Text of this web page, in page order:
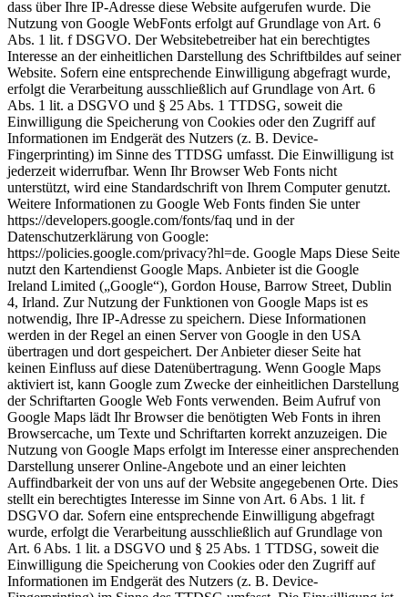
dass über Ihre IP-Adresse diese Website aufgerufen wurde. Die
Nutzung von Google WebFonts erfolgt auf Grundlage von Art. 6
Abs. 1 lit. f DSGVO. Der Websitebetreiber hat ein berechtigtes
Interesse an der einheitlichen Darstellung des Schriftbildes auf seiner
Website. Sofern eine entsprechende Einwilligung abgefragt wurde,
erfolgt die Verarbeitung ausschließlich auf Grundlage von Art. 6
Abs. 1 lit. a DSGVO und § 25 Abs. 1 TTDSG, soweit die
Einwilligung die Speicherung von Cookies oder den Zugriff auf
Informationen im Endgerät des Nutzers (z. B. Device-
Fingerprinting) im Sinne des TTDSG umfasst. Die Einwilligung ist
jederzeit widerrufbar. Wenn Ihr Browser Web Fonts nicht
unterstützt, wird eine Standardschrift von Ihrem Computer genutzt.
Weitere Informationen zu Google Web Fonts finden Sie unter
https://developers.google.com/fonts/faq und in der
Datenschutzerklärung von Google:
https://policies.google.com/privacy?hl=de. Google Maps Diese Seite
nutzt den Kartendienst Google Maps. Anbieter ist die Google
Ireland Limited („Google“), Gordon House, Barrow Street, Dublin
4, Irland. Zur Nutzung der Funktionen von Google Maps ist es
notwendig, Ihre IP-Adresse zu speichern. Diese Informationen
werden in der Regel an einen Server von Google in den USA
übertragen und dort gespeichert. Der Anbieter dieser Seite hat
keinen Einfluss auf diese Datenübertragung. Wenn Google Maps
aktiviert ist, kann Google zum Zwecke der einheitlichen Darstellung
der Schriftarten Google Web Fonts verwenden. Beim Aufruf von
Google Maps lädt Ihr Browser die benötigten Web Fonts in ihren
Browsercache, um Texte und Schriftarten korrekt anzuzeigen. Die
Nutzung von Google Maps erfolgt im Interesse einer ansprechenden
Darstellung unserer Online-Angebote und an einer leichten
Auffindbarkeit der von uns auf der Website angegebenen Orte. Dies
stellt ein berechtigtes Interesse im Sinne von Art. 6 Abs. 1 lit. f
DSGVO dar. Sofern eine entsprechende Einwilligung abgefragt
wurde, erfolgt die Verarbeitung ausschließlich auf Grundlage von
Art. 6 Abs. 1 lit. a DSGVO und § 25 Abs. 1 TTDSG, soweit die
Einwilligung die Speicherung von Cookies oder den Zugriff auf
Informationen im Endgerät des Nutzers (z. B. Device-